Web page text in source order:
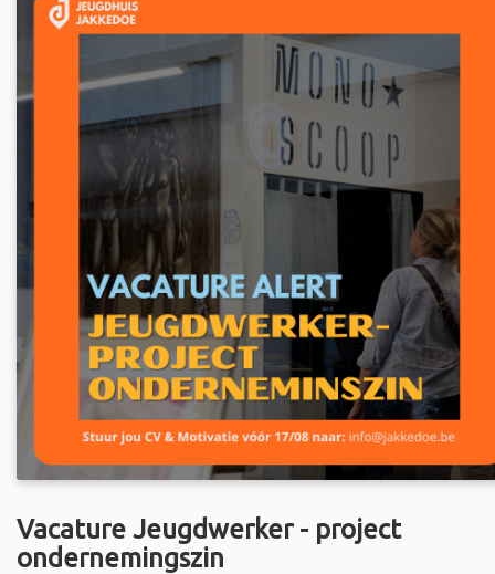
Vacature Jeugdwerker - project
ondernemingszin